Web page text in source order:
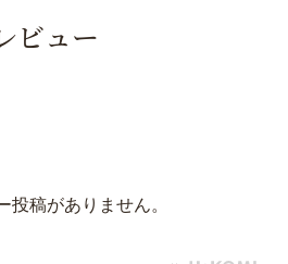
ビュー
投稿がありません。